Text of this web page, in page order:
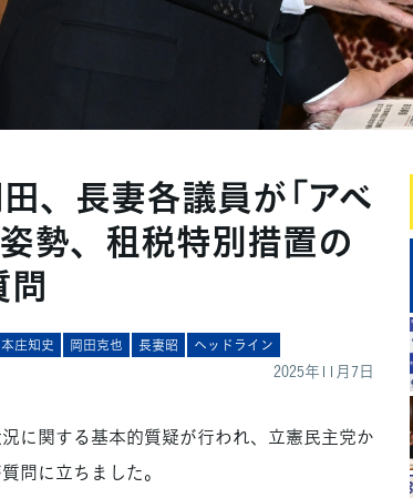
、長妻各議員が「アベ
勢、租税特別措置の
問
本庄知史 岡田克也 長妻昭 ヘッドライン
2025年11月7日
に関する基本的質疑が行われ、立憲民主党か
問に立ちました。